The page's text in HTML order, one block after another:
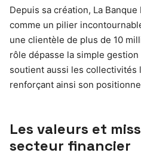
Depuis sa création, La Banque
comme un pilier
une clientèle de plus de 10
rôle dépasse la simple gestion
soutient aussi les collectivités
renforçant ainsi son
Les valeurs et
secteur financier